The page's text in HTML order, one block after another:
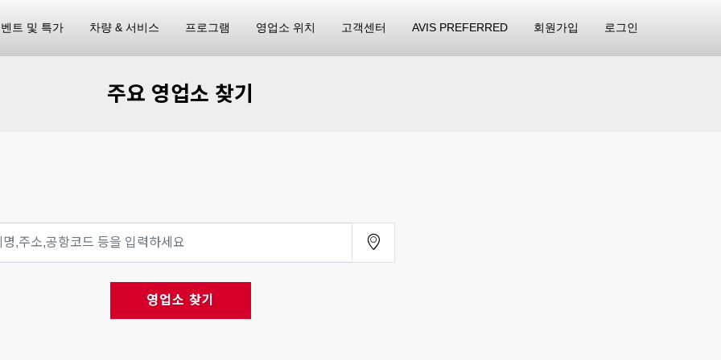
트 및 특가 차량 & 서비스 프로그램 영업소 위치 고객센터 AVIS PREFERRED 회원가입 로그인
주요 영업소 찾기
영업소 찾기